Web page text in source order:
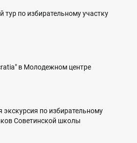
тур по избирательному участку
в Молодежном центре
экскурсия по избирательному
Советинской школы